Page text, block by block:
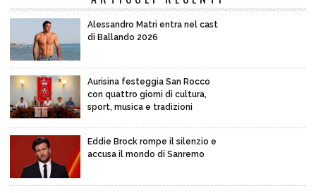
Alessandro Matri entra nel cast
di Ballando 2026
Aurisina festeggia San Rocco
con quattro giorni di cultura,
sport, musica e tradizioni
Eddie Brock rompe il silenzio e
accusa il mondo di Sanremo